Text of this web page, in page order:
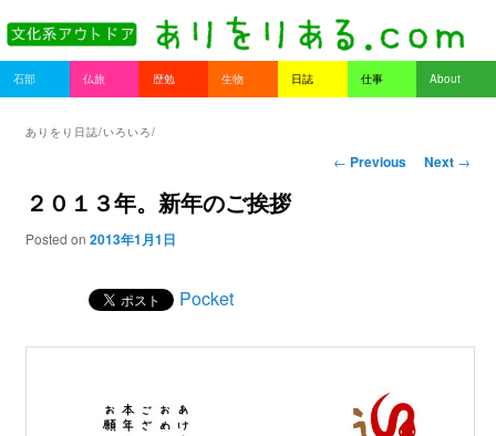
Main menu
Skip to primary content
Skip to secondary content
石部 仏旅 歴勉 生物 日誌 仕事 About
ありをり日誌/いろいろ/
Post navigation
← Previous Next →
２０１３年。新年のご挨拶
Posted on 2013年1月1日
Pocket